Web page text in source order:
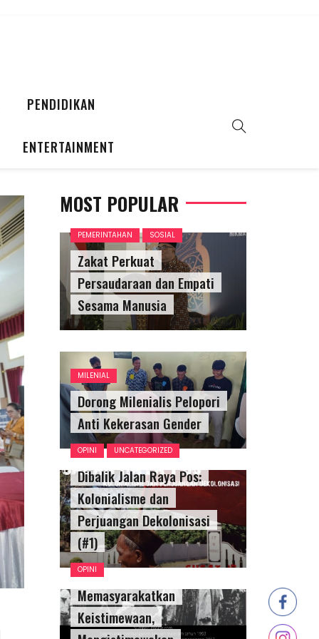
PENDIDIKAN
ENTERTAINMENT
MOST POPULAR
PEMERINTAHAN SOSIAL
Zakat Perkuat
Persaudaraan dan Empati
Sesama Manusia
MILENIAL
Dorong Milenialis Pelopori
Anti Kekerasan Gender
OPINI UNCATEGORIZED
Dibalik Jalan Raya Pos:
Kolonialisme dan
Perjuangan Dekolonisasi
(#1)
OPINI
Memasyarakatkan
Keistimewaan,